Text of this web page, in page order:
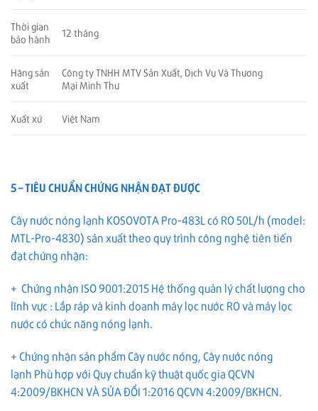
Thời gian
bảo hành
12 tháng
Hãng sản
xuất
Công ty TNHH MTV Sản Xuất, Dịch Vụ Và Thương
Mại Minh Thư
Xuất xứ Việt Nam
5 – TIÊU CHUẨN CHỨNG NHẬN ĐẠT ĐƯỢC
Cây nước nóng lạnh KOSOVOTA Pro-483L có RO 50L/h (model:
MTL-Pro-4830) sản xuất theo quy trình công nghệ tiên tiến
đạt chứng nhận:
+ Chứng nhận ISO 9001:2015 Hệ thống quản lý chất lượng cho
lĩnh vực : Lắp ráp và kinh doanh máy lọc nước RO và máy lọc
nước có chức năng nóng lạnh.
+ Chứng nhận sản phẩm Cây nước nóng, Cây nước nóng
lạnh Phù hợp với Quy chuẩn kỹ thuật quốc gia QCVN
4:2009/BKHCN VÀ SỬA ĐỔI 1:2016 QCVN 4:2009/BKHCN.